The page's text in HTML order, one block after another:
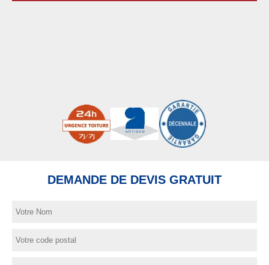
DEMANDE DE DEVIS GRATUIT